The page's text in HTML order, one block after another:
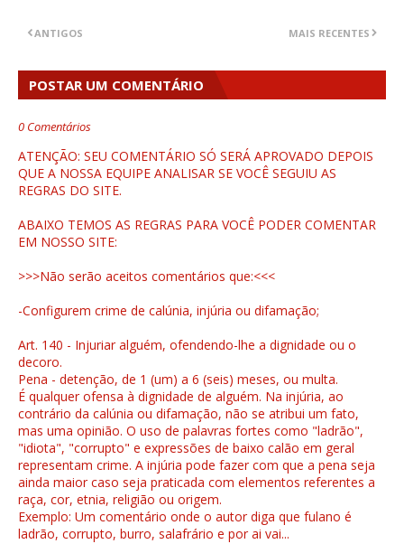
MAIS RECENTES
ANTIGOS
POSTAR UM COMENTÁRIO
0 Comentários
ATENÇÃO: SEU COMENTÁRIO SÓ SERÁ APROVADO DEPOIS
QUE A NOSSA EQUIPE ANALISAR SE VOCÊ SEGUIU AS
REGRAS DO SITE.
ABAIXO TEMOS AS REGRAS PARA VOCÊ PODER COMENTAR
EM NOSSO SITE:
>>>Não serão aceitos comentários que:<<<
-Configurem crime de calúnia, injúria ou difamação;
Art. 140 - Injuriar alguém, ofendendo-lhe a dignidade ou o
decoro.
Pena - detenção, de 1 (um) a 6 (seis) meses, ou multa.
É qualquer ofensa à dignidade de alguém. Na injúria, ao
contrário da calúnia ou difamação, não se atribui um fato,
mas uma opinião. O uso de palavras fortes como "ladrão",
"idiota", "corrupto" e expressões de baixo calão em geral
representam crime. A injúria pode fazer com que a pena seja
ainda maior caso seja praticada com elementos referentes a
raça, cor, etnia, religião ou origem.
Exemplo: Um comentário onde o autor diga que fulano é
ladrão, corrupto, burro, salafrário e por ai vai...